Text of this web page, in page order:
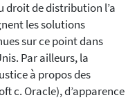
droit de distribution l’a
les solutions
sur ce point dans
Par ailleurs, la
à propos des
c. Oracle), d’apparence